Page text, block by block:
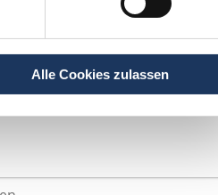
Alle Cookies zulassen